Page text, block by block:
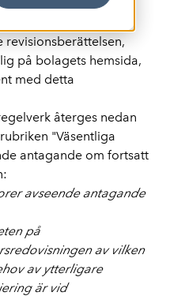
revisionsberättelsen,
på bolagets hemsida,
med detta
återges nedan
"Väsentliga
antagande om fortsatt
avseende antagande
på
av vilken
av ytterligare
är vid